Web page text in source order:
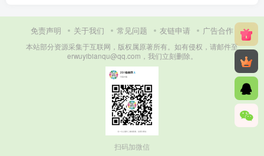
免责声明 关于我们 常见问题 友链申请 广告合作
本站部分资源采集于互联网，版权属原著所有。如有侵权，请邮件至
erwuyibianqu@qq.com，我们立刻删除。
扫码加微信